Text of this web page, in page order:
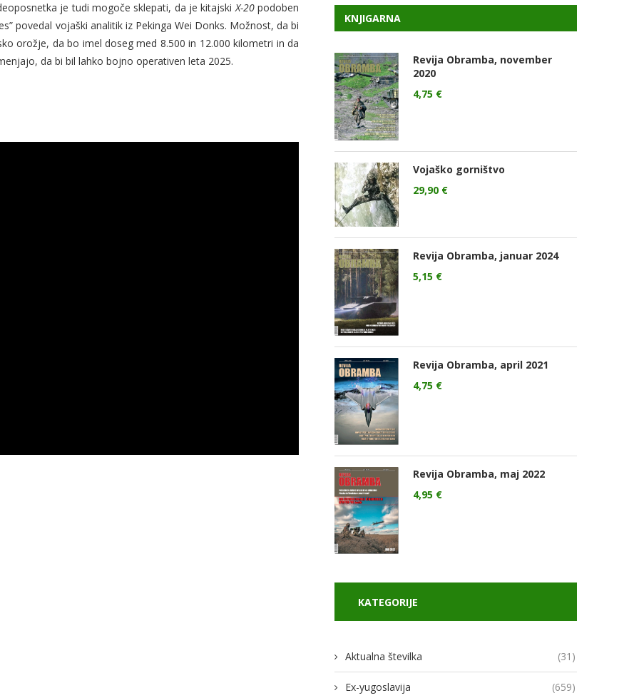
je tudi mogoče sklepati, da je kitajskiX-20podoben
povedal vojaški analitik iz Pekinga Wei Donks. Možnost, da bi
orožje, da bo imel doseg med 8.500 in 12.000 kilometri in da
da bi bil lahko bojno operativen leta 2025.
KNJIGARNA
Revija Obramba, november
2020
4,75 €
Vojaško gorništvo
29,90 €
Revija Obramba, januar 2024
5,15 €
Revija Obramba, april 2021
4,75 €
Revija Obramba, maj 2022
4,95 €
KATEGORIJE
Aktualna številka (31)
Ex-yugoslavija (659)